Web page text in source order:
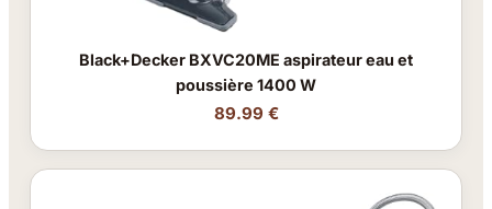
Black+Decker BXVC20ME aspirateur eau et
poussière 1400 W
89.99 €